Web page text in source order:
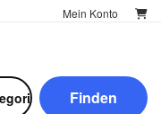
Mein Konto
Finden